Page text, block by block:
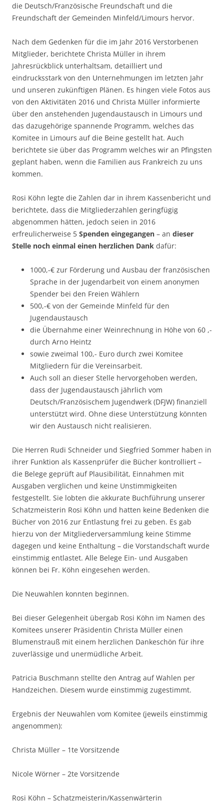
die Deutsch/Französische Freundschaft und die
Freundschaft der Gemeinden Minfeld/Limours hervor.
Nach dem Gedenken für die im Jahr 2016 Verstorbenen
Mitglieder, berichtete Christa Müller in ihrem
Jahresrückblick unterhaltsam, detailliert und
eindrucksstark von den Unternehmungen im letzten Jahr
und unseren zukünftigen Plänen. Es hingen viele Fotos aus
von den Aktivitäten 2016 und Christa Müller informierte
über den anstehenden Jugendaustausch in Limours und
das dazugehörige spannende Programm, welches das
Komitee in Limours auf die Beine gestellt hat. Auch
berichtete sie über das Programm welches wir an Pfingsten
geplant haben, wenn die Familien aus Frankreich zu uns
kommen.
Rosi Köhn legte die Zahlen dar in ihrem Kassenbericht und
berichtete, dass die Mitgliederzahlen geringfügig
abgenommen hätten, jedoch seien in 2016
erfreulicherweise 5 Spenden eingegangen – an dieser
Stelle noch einmal einen herzlichen Dank dafür:
1000,-€ zur Förderung und Ausbau der französischen
Sprache in der Jugendarbeit von einem anonymen
Spender bei den Freien Wählern
500,-€ von der Gemeinde Minfeld für den
Jugendaustausch
die Übernahme einer Weinrechnung in Höhe von 60 ,-
durch Arno Heintz
sowie zweimal 100,- Euro durch zwei Komitee
Mitgliedern für die Vereinsarbeit.
Auch soll an dieser Stelle hervorgehoben werden,
dass der Jugendaustausch jährlich vom
Deutsch/Französischem Jugendwerk (DFJW) finanziell
unterstützt wird. Ohne diese Unterstützung könnten
wir den Austausch nicht realisieren.
Die Herren Rudi Schneider und Siegfried Sommer haben in
ihrer Funktion als Kassenprüfer die Bücher kontrolliert –
die Belege geprüft auf Plausibilität, Einnahmen mit
Ausgaben verglichen und keine Unstimmigkeiten
festgestellt. Sie lobten die akkurate Buchführung unserer
Schatzmeisterin Rosi Köhn und hatten keine Bedenken die
Bücher von 2016 zur Entlastung frei zu geben. Es gab
hierzu von der Mitgliederversammlung keine Stimme
dagegen und keine Enthaltung – die Vorstandschaft wurde
einstimmig entlastet. Alle Belege Ein- und Ausgaben
können bei Fr. Köhn eingesehen werden.
Die Neuwahlen konnten beginnen.
Bei dieser Gelegenheit übergab Rosi Köhn im Namen des
Komitees unserer Präsidentin Christa Müller einen
Blumenstrauß mit einem herzlichen Dankeschön für ihre
zuverlässige und unermüdliche Arbeit.
Patricia Buschmann stellte den Antrag auf Wahlen per
Handzeichen. Diesem wurde einstimmig zugestimmt.
Ergebnis der Neuwahlen vom Komitee (jeweils einstimmig
angenommen):
Christa Müller – 1te Vorsitzende
Nicole Wörner – 2te Vorsitzende
Rosi Köhn – Schatzmeisterin/Kassenwärterin